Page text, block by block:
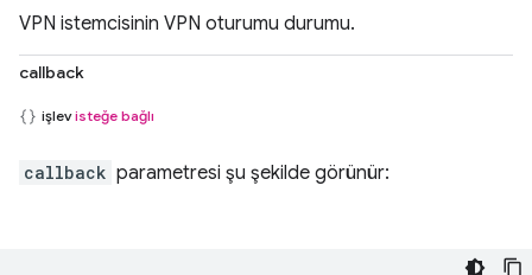
VPN istemcisinin VPN oturumu durumu.
callback
işlevisteğe bağlı
callback parametresi şu şekilde görünür: